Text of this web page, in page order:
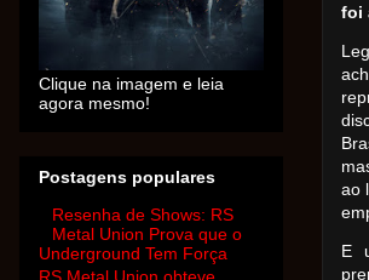
foi
ao
E
Clique na imagem e leia
agora mesmo!
Postagens populares
Resenha de Shows: RS
Metal Union Prova que o
Underground Tem Força